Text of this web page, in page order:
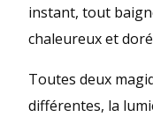
instant, tout
chaleureux et
Toutes deux
différentes, la